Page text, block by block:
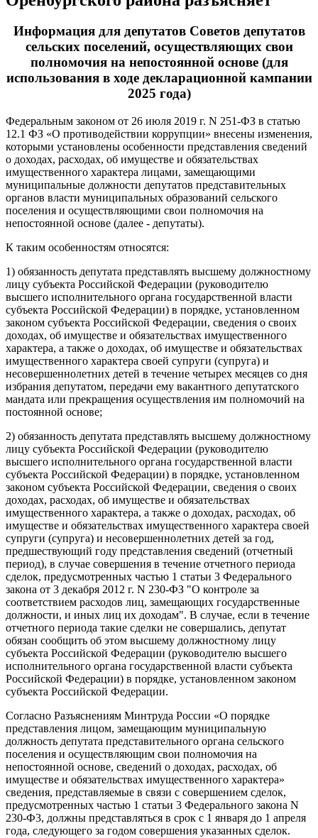
Информация для депутатов Советов депутатов
сельских поселений, осуществляющих свои
полномочия на непостоянной основе (для
использования в ходе декларационной кампании
2025 года)
Федеральным законом от 26 июля 2019 г. N 251-ФЗ в статью
12.1 ФЗ «О противодействии коррупции» внесены изменения,
которыми установлены особенности представления сведений
о доходах, расходах, об имуществе и обязательствах
имущественного характера лицами, замещающими
муниципальные должности депутатов представительных
органов власти муниципальных образований сельского
поселения и осуществляющими свои полномочия на
непостоянной основе (далее - депутаты).
К таким особенностям относятся:
1) обязанность депутата представлять высшему должностному
лицу субъекта Российской Федерации (руководителю
высшего исполнительного органа государственной власти
субъекта Российской Федерации) в порядке, установленном
законом субъекта Российской Федерации, сведения о своих
доходах, об имуществе и обязательствах имущественного
характера, а также о доходах, об имуществе и обязательствах
имущественного характера своей супруги (супруга) и
несовершеннолетних детей в течение четырех месяцев со дня
избрания депутатом, передачи ему вакантного депутатского
мандата или прекращения осуществления им полномочий на
постоянной основе;
2) обязанность депутата представлять высшему должностному
лицу субъекта Российской Федерации (руководителю
высшего исполнительного органа государственной власти
субъекта Российской Федерации) в порядке, установленном
законом субъекта Российской Федерации, сведения о своих
доходах, расходах, об имуществе и обязательствах
имущественного характера, а также о доходах, расходах, об
имуществе и обязательствах имущественного характера своей
супруги (супруга) и несовершеннолетних детей за год,
предшествующий году представления сведений (отчетный
период), в случае совершения в течение отчетного периода
сделок, предусмотренных частью 1 статьи 3 Федерального
закона от 3 декабря 2012 г. N 230-ФЗ "О контроле за
соответствием расходов лиц, замещающих государственные
должности, и иных лиц их доходам". В случае, если в течение
отчетного периода такие сделки не совершались, депутат
обязан сообщить об этом высшему должностному лицу
субъекта Российской Федерации (руководителю высшего
исполнительного органа государственной власти субъекта
Российской Федерации) в порядке, установленном законом
субъекта Российской Федерации.
Согласно Разъяснениям Минтруда России «О порядке
представления лицом, замещающим муниципальную
должность депутата представительного органа сельского
поселения и осуществляющим свои полномочия на
непостоянной основе, сведений о доходах, расходах, об
имуществе и обязательствах имущественного характера»
сведения, представляемые в связи с совершением сделок,
предусмотренных частью 1 статьи 3 Федерального закона N
230-Ф3, должны представляться в срок с 1 января до 1 апреля
года, следующего за годом совершения указанных сделок.